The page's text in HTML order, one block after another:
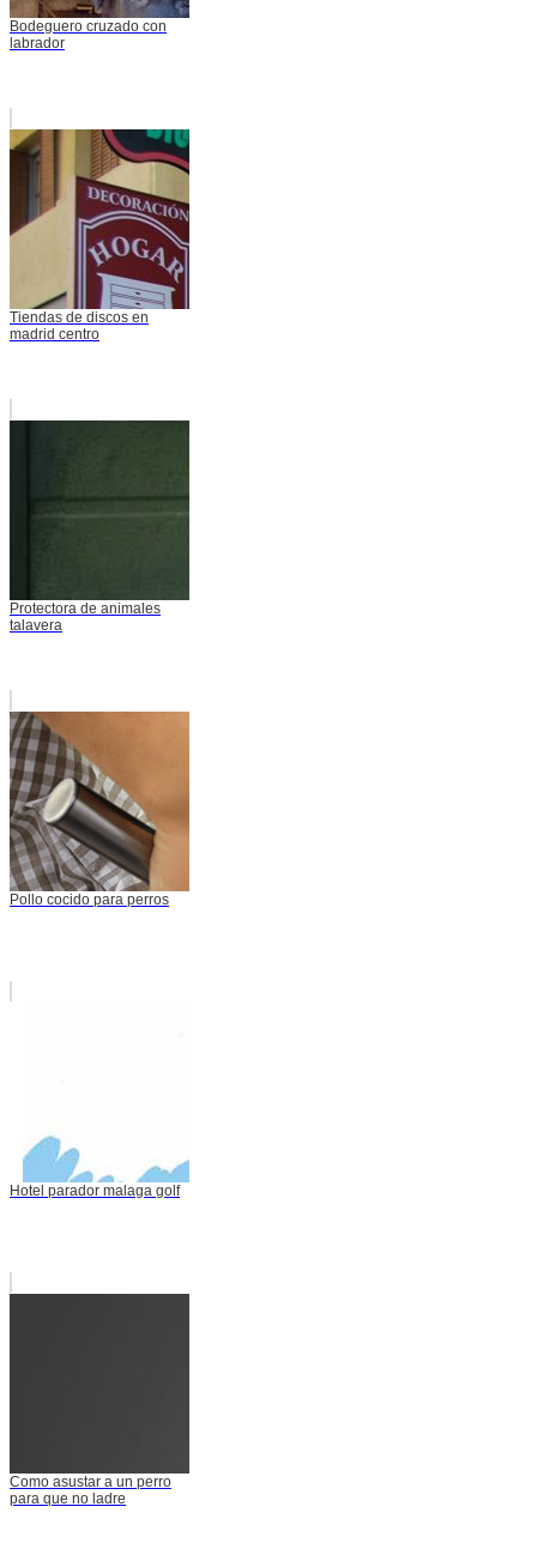
Bodeguero cruzado con
labrador
Tiendas de discos en
madrid centro
Protectora de animales
talavera
Pollo cocido para perros
Hotel parador malaga golf
Como asustar a un perro
para que no ladre